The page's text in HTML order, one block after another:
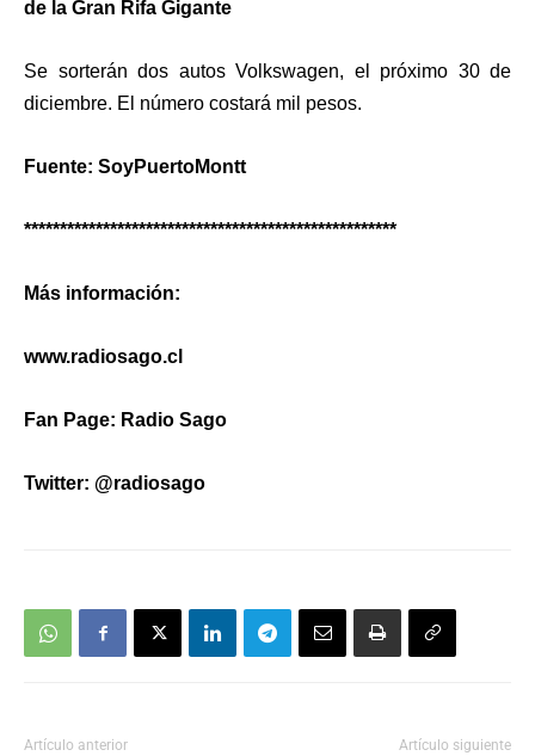
de la Gran Rifa Gigante
Se sorterán dos autos Volkswagen, el próximo 30 de
diciembre. El número costará mil pesos.
Fuente: SoyPuertoMontt
****************************************************
Más información:
www.radiosago.cl
Fan Page: Radio Sago
Twitter: @radiosago
Artículo anterior Artículo siguiente